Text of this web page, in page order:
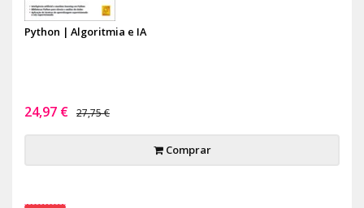
Python | Algoritmia e IA
24,97 € 27,75 €
Comprar